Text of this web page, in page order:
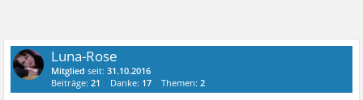
Luna-Rose
Mitglied seit:31.10.2016
Beiträge:21 Danke: 17 Themen:2